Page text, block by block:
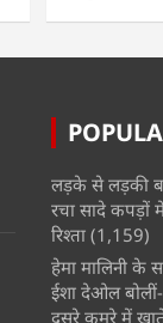
लड़के से लड़की
रचा सादे कपड़ों
रिश्ता (1,159)
हेमा मालिनी के
ईशा देओल
दूसरे कमरे में